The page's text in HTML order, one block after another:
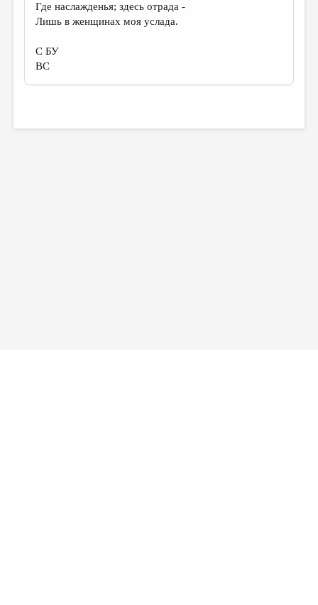
Где наслажденья; здесь отрада -
Лишь в женщинах моя услада.
С БУ
ВС